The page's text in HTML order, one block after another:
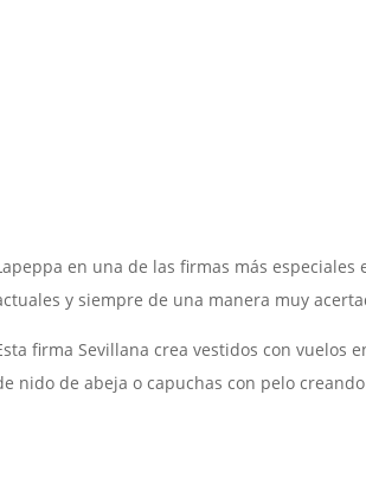
en una de las firmas más
y siempre de una manera muy
firma Sevillana crea vestidos con vuelos
nido de abeja o capuchas con pelo